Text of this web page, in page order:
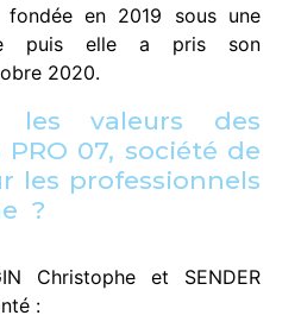
en 2019 sous une
puis elle a pris son
2020.
les valeurs des
07, société de
les professionnels
?
Christophe et SENDER
: